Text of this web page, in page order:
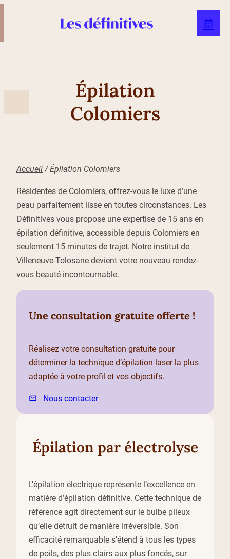
Épilation
Colomiers
Accueil /Épilation Colomiers
Résidentes de Colomiers, offrez-vous le luxe d’une
peau parfaitement lisse en toutes circonstances. Les
Définitives vous propose une expertise de 15 ans en
épilation définitive, accessible depuis Colomiers en
seulement 15 minutes de trajet. Notre institut de
Villeneuve-Tolosane devient votre nouveau rendez-
vous beauté incontournable.
Une consultation gratuite offerte !
Réalisez votre consultation gratuite pour
déterminer la technique d’épilation laser la plus
adaptée à votre profil et vos objectifs.
Nous contacter
Épilation par électrolyse
L’épilation électrique représente l’excellence en
matière d’épilation définitive. Cette technique de
référence agit directement sur le bulbe pileux
qu’elle détruit de manière irréversible. Son
efficacité remarquable s’étend à tous les types
de poils, des plus clairs aux plus foncés, sur